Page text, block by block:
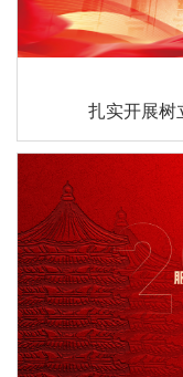
扎实开展树